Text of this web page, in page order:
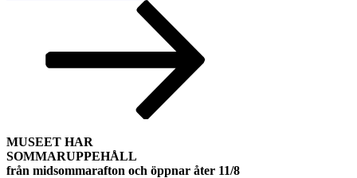
MUSEET HAR
SOMMARUPPEHÅLL
från midsommarafton och öppnar åter 11/8